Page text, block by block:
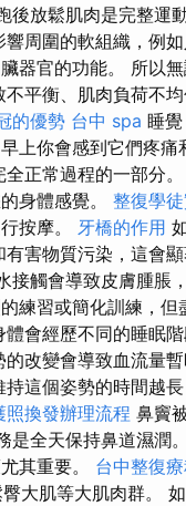
後放鬆肌肉是完整運
周圍的軟組織，例如
器官的功能。 所以
平衡、肌肉負荷不
的優勢 台中 spa 睡
上你會感到它們疼痛
正常過程的一部分
身體感覺。 整復學
按摩。
牙橋的作用
害物質污染，這會
接觸會導致皮膚腫脹
練習或簡化訓練，
會經歷不同的睡眠
改變會導致血流量
這個姿勢的時間越
照換發辦理流程 鼻竇
是全天保持鼻道濕潤。
其重要。 台中整復
大肌等大肌肉群。